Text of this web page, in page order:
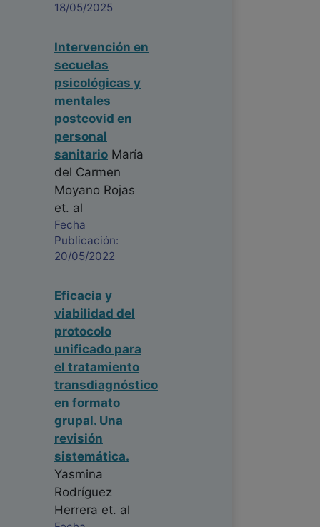
18/05/2025
Intervención en
secuelas
psicológicas y
mentales
postcovid en
personal
sanitario María
del Carmen
Moyano Rojas
et. al
Fecha
Publicación:
20/05/2022
Eficacia y
viabilidad del
protocolo
unificado para
el tratamiento
transdiagnóstico
en formato
grupal. Una
revisión
sistemática.
Yasmina
Rodríguez
Herrera et. al